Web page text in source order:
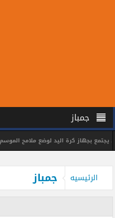
جمباز
بجهاز كرة اليد لوضع ملامح الموسم الجديد
الرئيسيه جمباز